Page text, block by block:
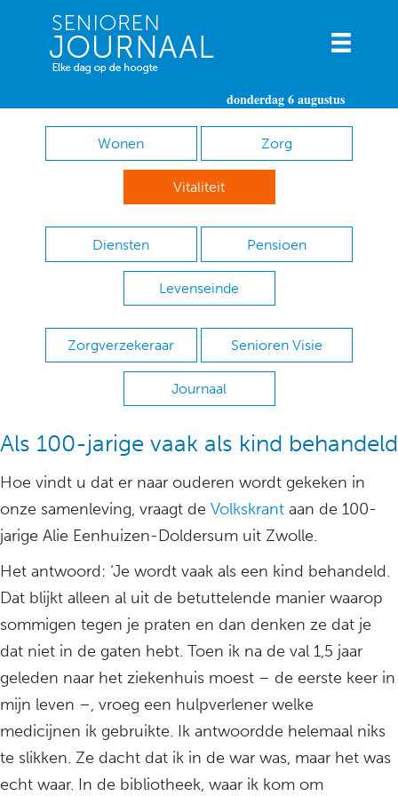
donderdag 6 augustus
Wonen Zorg
Vitaliteit
Diensten Pensioen
Levenseinde
Zorgverzekeraar Senioren Visie
Journaal
Als 100-jarige vaak als kind behandeld
Hoe vindt u dat er naar ouderen wordt gekeken in
onze samenleving, vraagt de Volkskrant aan de 100-
jarige Alie Eenhuizen-Doldersum uit Zwolle.
Het antwoord: ‘Je wordt vaak als een kind behandeld.
Dat blijkt alleen al uit de betuttelende manier waarop
sommigen tegen je praten en dan denken ze dat je
dat niet in de gaten hebt. Toen ik na de val 1,5 jaar
geleden naar het ziekenhuis moest – de eerste keer in
mijn leven –, vroeg een hulpverlener welke
medicijnen ik gebruikte. Ik antwoordde helemaal niks
te slikken. Ze dacht dat ik in de war was, maar het was
echt waar. In de bibliotheek, waar ik kom om